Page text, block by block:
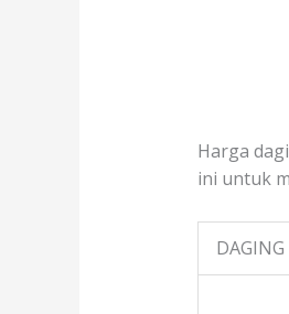
Harga
ini untuk
DAGING